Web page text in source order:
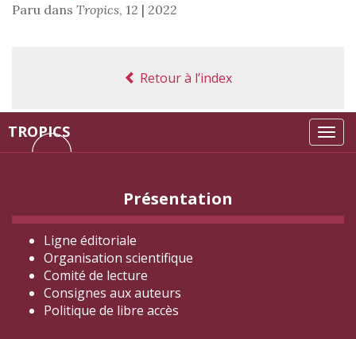
TROPICS
Paru dans Tropics, 12 | 2022
Retour à l’index
Présentation
Ligne éditoriale
Organisation scientifique
Comité de lecture
Consignes aux auteurs
Politique de libre accès